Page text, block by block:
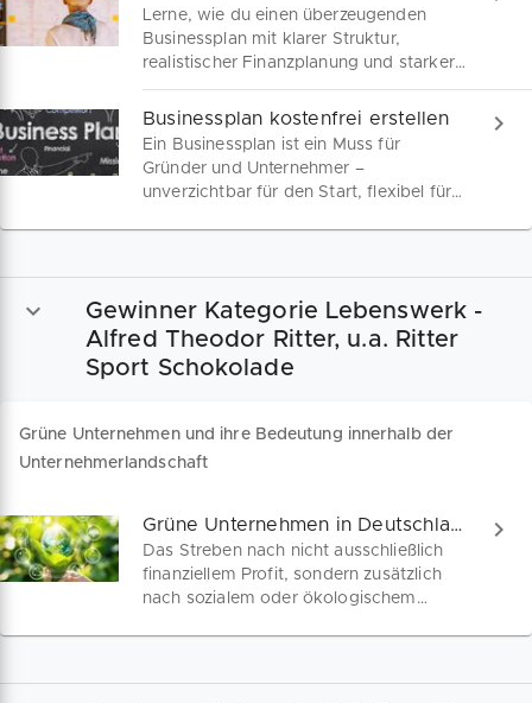
Lerne, wie du einen überzeugenden
Businessplan mit klarer Struktur,
realistischer Finanzplanung und starker
Vision erstellst – praxisnah und
verständlich inklusive Tipps zur
Präsentation und Tools zur Umsetzung.
Businessplan kostenfrei erstellen
Ein Businessplan ist ein Muss für
Gründer und Unternehmer –
unverzichtbar für den Start, flexibel für
Gewinner Kategorie Lebenswerk -
Alfred Theodor Ritter, u.a. Ritter
Sport Schokolade
Grüne Unternehmen und ihre Bedeutung innerhalb der
Unternehmerlandschaft
Grüne Unternehmen in Deutschland
Das Streben nach nicht ausschließlich
finanziellem Profit, sondern zusätzlich
nach sozialem oder ökologischem